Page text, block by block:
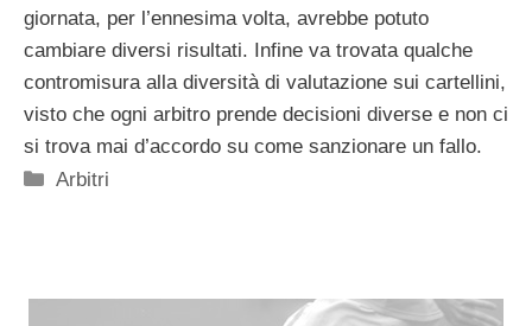
giornata, per l’ennesima volta, avrebbe potuto
cambiare diversi risultati. Infine va trovata qualche
contromisura alla diversità di valutazione sui cartellini,
visto che ogni arbitro prende decisioni diverse e non ci
si trova mai d’accordo su come sanzionare un fallo.
Categorie
Arbitri